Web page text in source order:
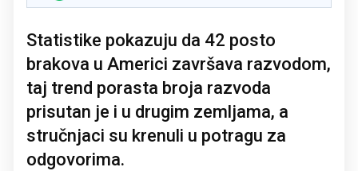
Statistike pokazuju da 42 posto
brakova u Americi završava razvodom,
taj trend porasta broja razvoda
prisutan je i u drugim zemljama, a
stručnjaci su krenuli u potragu za
odgovorima.